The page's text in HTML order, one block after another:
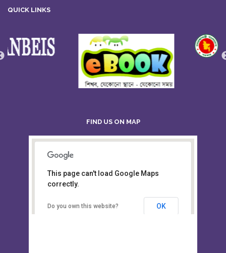
QUICK LINKS
Board of Intermediate &
Secondary Education, Alampur,
Sylhet
This page can't load Google Maps